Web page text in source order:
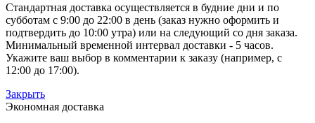
Стандартная доставка осуществляется в будние дни и по
субботам с 9:00 до 22:00 в день (заказ нужно оформить и
подтвердить до 10:00 утра) или на следующий со дня заказа.
Минимальный временной интервал доставки - 5 часов.
Укажите ваш выбор в комментарии к заказу (например, с
12:00 до 17:00).
Закрыть
Экономная доставка